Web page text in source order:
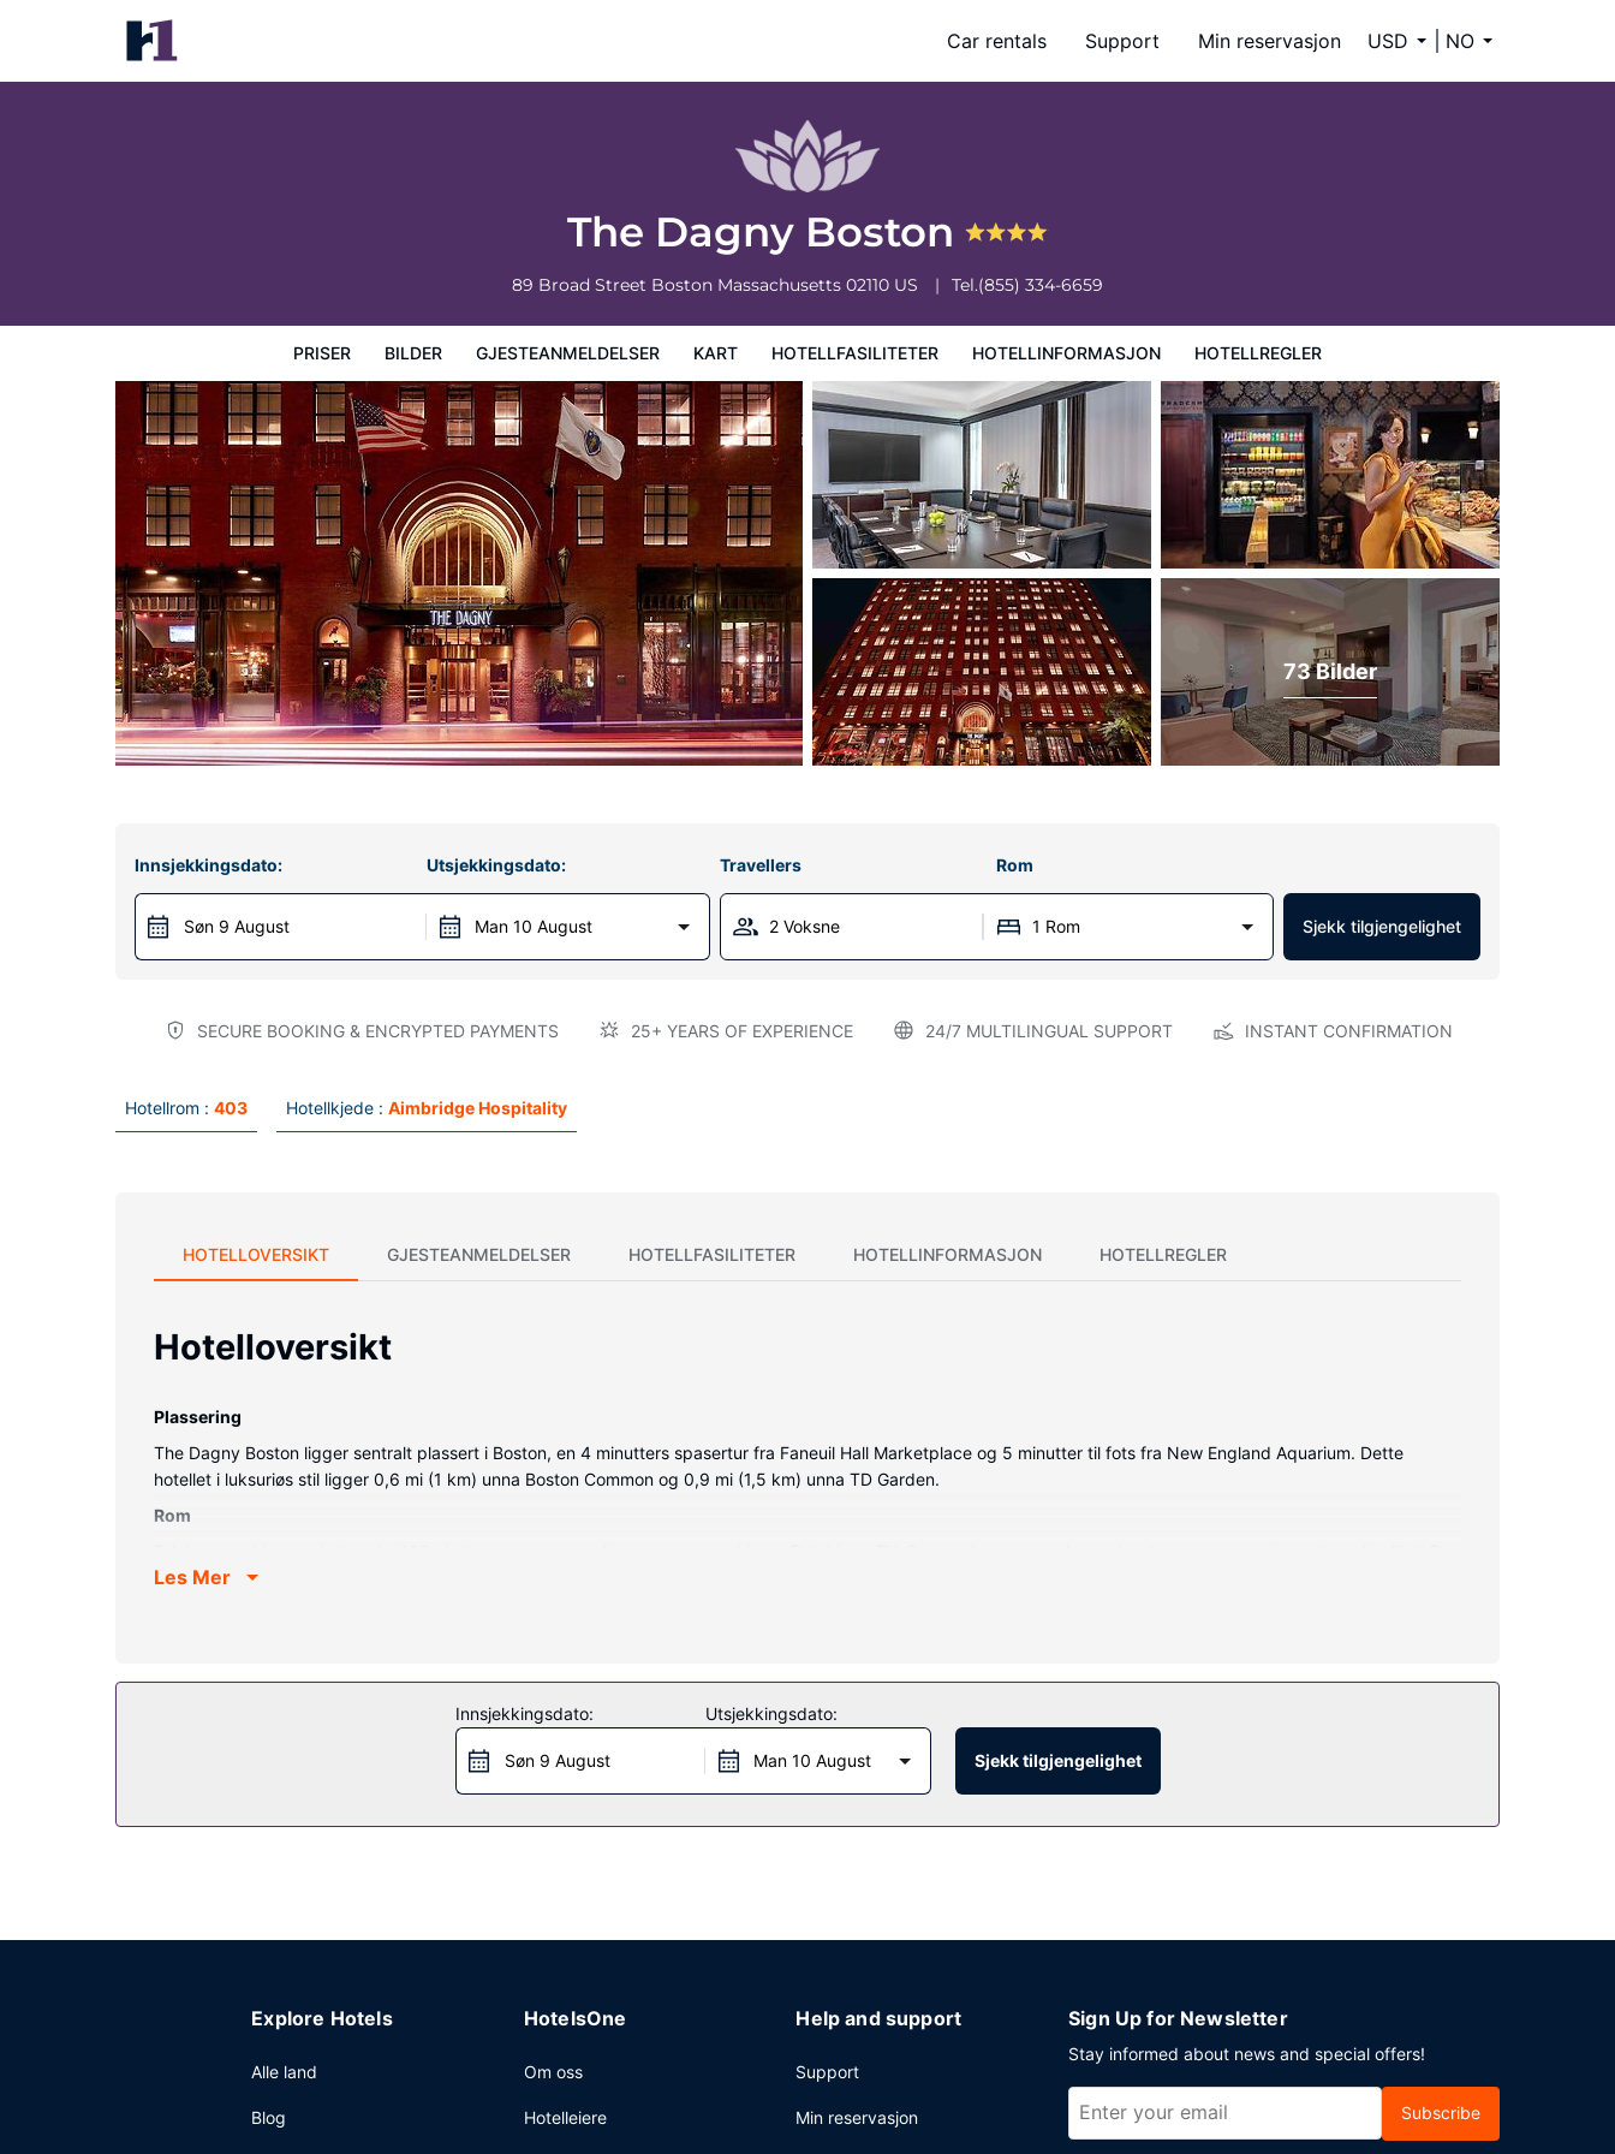
Car rentals Support Min reservasjon USD NO
The Dagny Boston
89 Broad Street Boston Massachusetts 02110 US Tel.(855) 334-6659
PRISER BILDER GJESTEANMELDELSER KART HOTELLFASILITETER HOTELLINFORMASJON HOTELLREGLER
The Dagny Boston
Priser
73 Bilder
Innsjekkingsdato:
Søn 9 August
Utsjekkingsdato:
Man 10 August
Travellers Rom
2 Voksne 1 Rom Sjekk tilgjengelighet
SECURE BOOKING & ENCRYPTED PAYMENTS 25+ YEARS OF EXPERIENCE 24/7 MULTILINGUAL SUPPORT INSTANT CONFIRMATION
Hotellrom : 403 Hotellkjede : Aimbridge Hospitality
HOTELLOVERSIKT GJESTEANMELDELSER HOTELLFASILITETER HOTELLINFORMASJON HOTELLREGLER
Hotelloversikt
Plassering
The Dagny Boston ligger sentralt plassert i Boston, en 4 minutters spasertur fra Faneuil Hall Marketplace og 5 minutter til fots fra New England Aquarium. Dette
hotellet i luksuriøs stil ligger 0,6 mi (1 km) unna Boston Common og 0,9 mi (1,5 km) unna TD Garden.
Rom
kan holde deg oppdatert med wi-fi (inkludert) på rommet, og underholdningen er sikret med kabel-TV. Badene har badekar, toalettartikler (inkludert), og hårføner.
Smak på amerikanske retter på Fin Point, en restaurant med en bar/lounge, eller bli på rommet og benytt deg av romservice (på fastsatte tidspunkter). Komplett
frokost serveres fra kl. 06.30 til kl. 11.00 på hverdagene og fra kl. 07.00 til kl. 12.00 i helgene, mot et tillegg.
Les Mer
Innsjekkingsdato:
Søn 9 August
Utsjekkingsdato:
Man 10 August Sjekk tilgjengelighet
Explore Hotels
Alle land
Blog
HotelsOne
Om oss
Hotelleiere
Help and support
Support
Min reservasjon
Sign Up for Newsletter
Stay informed about news and special offers!
Subscribe